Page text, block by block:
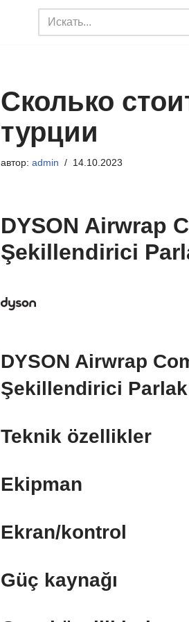
Сколько
турции
автор: admin 14.10.2023
DYSON Airwrap
Şekillendirici
DYSON Airwrap
Şekillendirici Parlak
Teknik özellikler
Ekipman
Ekran/kontrol
Güç kaynağı